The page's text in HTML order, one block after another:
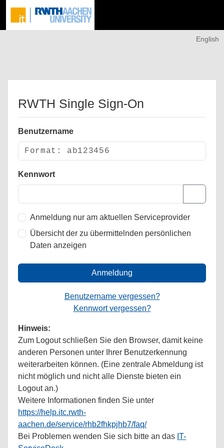
English
RWTH Single Sign-On
Benutzername
Kennwort
Anmeldung nur am aktuellen Serviceprovider
Übersicht der zu übermittelnden persönlichen
Daten anzeigen
Anmeldung
Benutzername vergessen?
Kennwort vergessen?
Hinweis:
Zum Logout schließen Sie den Browser, damit keine
anderen Personen unter Ihrer Benutzerkennung
weiterarbeiten können. (Eine zentrale Abmeldung ist
nicht möglich und nicht alle Dienste bieten ein
Logout an.)
Weitere Informationen finden Sie unter
https://help.itc.rwth-
aachen.de/service/rhb2fhkpjhb7/faq/
Bei Problemen wenden Sie sich bitte an das IT-